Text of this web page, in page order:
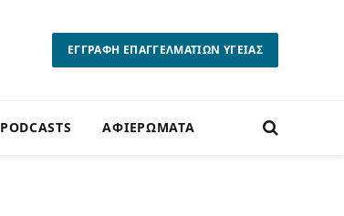
ΕΓΓΡΑΦΗ ΕΠΑΓΓΕΛΜΑΤΙΩΝ ΥΓΕΙΑΣ
PODCASTS ΑΦΙΕΡΩΜΑΤΑ